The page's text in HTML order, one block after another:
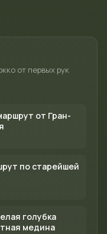
от первых рук
от Гран-
по старейшей
голубка
медина